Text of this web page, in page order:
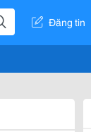
Đăng tin